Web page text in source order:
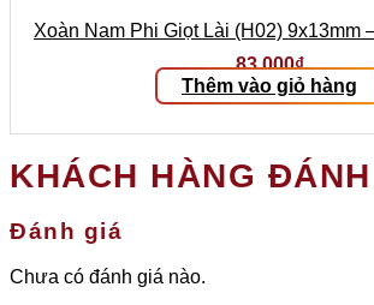
Xoàn Nam Phi Giọt Lài (H02) 9x13mm
83.000₫
Thêm vào giỏ hàng
KHÁCH HÀNG
Đánh giá
Chưa có đánh giá nào.